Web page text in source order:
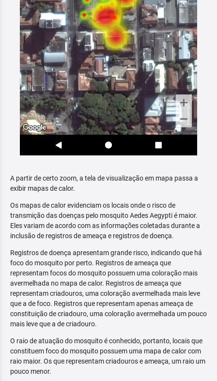
A partir de certo zoom, a tela de visualização em mapa passa a
exibir mapas de calor.
Os mapas de calor evidenciam os locais onde o risco de
transmição das doenças pelo mosquito Aedes Aegypti é maior.
Eles variam de acordo com as informações coletadas durante a
inclusão de registros de ameaça e registros de doença.
Registros de doença apresentam grande risco, indicando que há
foco do mosquito por perto. Registros de ameaça que
representam focos do mosquito possuem uma coloração mais
avermelhada no mapa de calor. Registros de ameaça que
representam criadouros, uma coloração avermelhada mais leve
que a de foco. Registros que representam apenas ameaça de
constituição de criadouro, uma coloração avermelhada um pouco
mais leve que a de criadouro.
O raio de atuação do mosquito é conhecido, portanto, locais que
constituem foco do mosquito possuem uma mapa de calor com
raio maior. Os que representam criadouros e ameaça, um raio um
pouco menor.